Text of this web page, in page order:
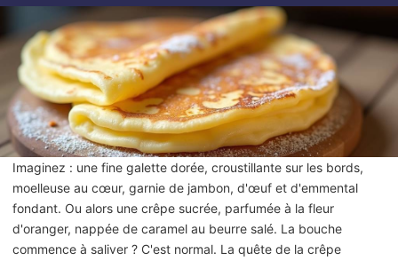
Imaginez : une fine galette dorée, croustillante sur les bords,
moelleuse au cœur, garnie de jambon, d'œuf et d'emmental
fondant. Ou alors une crêpe sucrée, parfumée à la fleur
d'oranger, nappée de caramel au beurre salé. La bouche
commence à saliver ? C'est normal. La quête de la crêpe